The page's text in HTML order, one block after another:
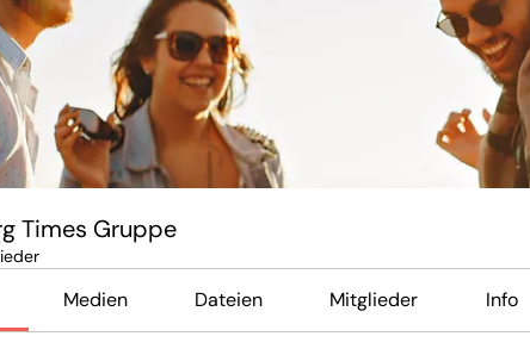
Times Gruppe
Medien Dateien Mitglieder Info